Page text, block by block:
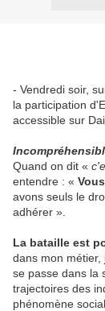
- Vendredi soir,
la participation
accessible sur
Quand on dit «
entendre : «
avons seuls le
adhérer ».
La bataille est
dans mon
se passe dans la
trajectoires des
phénomène